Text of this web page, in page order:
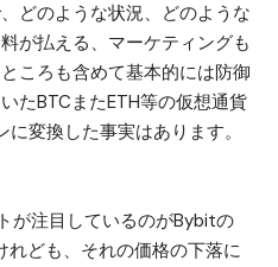
どのような状況、どのような
が払える、マーケティングも
ころも含めて基本的には防御
たBTCまたETH等の仮想通貨
変換した事実はあります。
が注目しているのがBybitの
れども、それの価格の下落に